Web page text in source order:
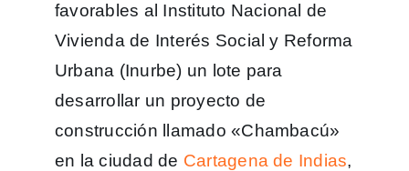
favorables al Instituto Nacional de
Vivienda de Interés Social y Reforma
Urbana (Inurbe) un lote para
desarrollar un proyecto de
construcción llamado «Chambacú»
en la ciudad de Cartagena de Indias,